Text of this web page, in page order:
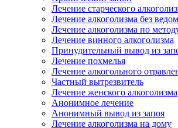
Лечение старческого
Лечение алкоголизма без
Лечение алкоголизма по
Лечение винного алкоголизма
Принудительный вывод из
Лечение похмелья
Лечение алкогольного
Частный вытрезвитель
Лечение женского алкоголизма
Анонимное лечение
Анонимный вывод из запоя
Лечение алкоголизма на дому